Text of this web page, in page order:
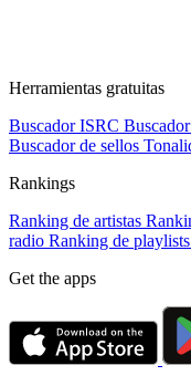
Herramientas gratuitas
Buscador ISRC
Buscador de sellos
Rankings
Ranking de artistas
radio Ranking de playlists
Get the apps